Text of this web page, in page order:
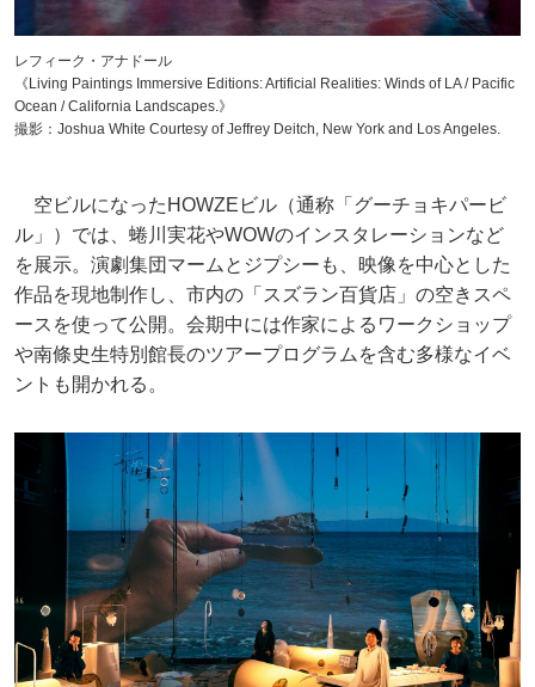
レフィーク・アナドール
《Living Paintings Immersive Editions: Artificial Realities: Winds of LA / Pacific
Ocean / California Landscapes.》
撮影：Joshua White Courtesy of Jeffrey Deitch, New York and Los Angeles.
空ビルになったHOWZEビル（通称「グーチョキパービ
ル」）では、蜷川実花やWOWのインスタレーションなど
を展示。演劇集団マームとジプシーも、映像を中心とした
作品を現地制作し、市内の「スズラン百貨店」の空きスペ
ースを使って公開。会期中には作家によるワークショップ
や南條史生特別館長のツアープログラムを含む多様なイベ
ントも開かれる。